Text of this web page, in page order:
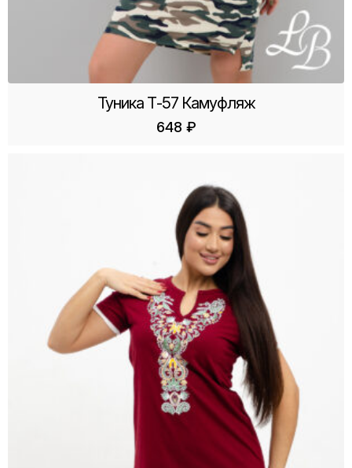
Туника Т-57 Камуфляж
648 ₽